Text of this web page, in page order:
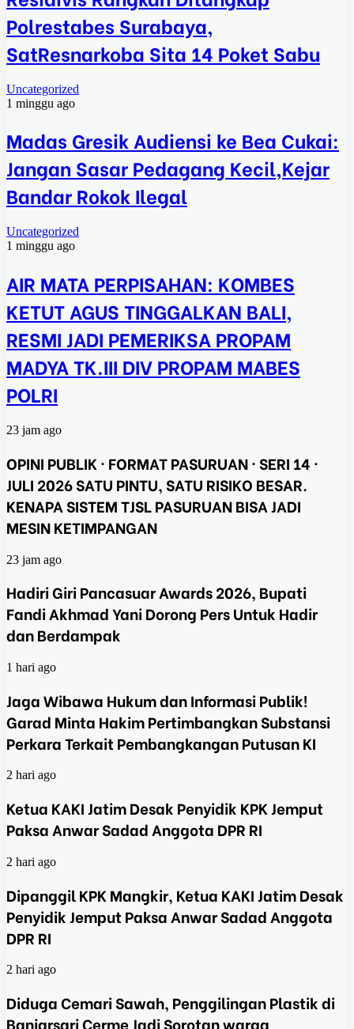
Polrestabes Surabaya,
SatResnarkoba Sita 14 Poket Sabu
Uncategorized
1 minggu ago
Madas Gresik Audiensi ke Bea Cukai:
Jangan Sasar Pedagang Kecil,Kejar
Bandar Rokok Ilegal
Uncategorized
1 minggu ago
AIR MATA PERPISAHAN: KOMBES
KETUT AGUS TINGGALKAN BALI,
RESMI JADI PEMERIKSA PROPAM
MADYA TK.III DIV PROPAM MABES
POLRI
23 jam ago
OPINI PUBLIK · FORMAT PASURUAN · SERI 14 ·
JULI 2026 SATU PINTU, SATU RISIKO BESAR.
KENAPA SISTEM TJSL PASURUAN BISA JADI
MESIN KETIMPANGAN
23 jam ago
Hadiri Giri Pancasuar Awards 2026, Bupati
Fandi Akhmad Yani Dorong Pers Untuk Hadir
dan Berdampak
1 hari ago
Jaga Wibawa Hukum dan Informasi Publik!
Garad Minta Hakim Pertimbangkan Substansi
Perkara Terkait Pembangkangan Putusan KI
2 hari ago
Ketua KAKI Jatim Desak Penyidik KPK Jemput
Paksa Anwar Sadad Anggota DPR RI
2 hari ago
Dipanggil KPK Mangkir, Ketua KAKI Jatim Desak
Penyidik Jemput Paksa Anwar Sadad Anggota
DPR RI
2 hari ago
Diduga Cemari Sawah, Penggilingan Plastik di
Banjarsari Cerme Jadi Sorotan warga